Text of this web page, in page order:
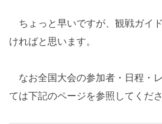
ちょっと早いですが、観戦ガイ
ければと思います。
なお全国大会の参加者・日程・
ては下記のページを参照してくださ